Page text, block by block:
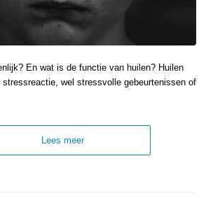
En wat is de functie van huilen? Huilen
stressreactie, wel stressvolle gebeurtenissen of
Lees meer